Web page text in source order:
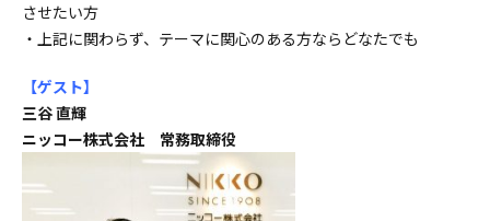
させたい方
・上記に関わらず、テーマに関心のある方ならどなたでも
【ゲスト】
三谷 直輝
ニッコー株式会社 常務取締役